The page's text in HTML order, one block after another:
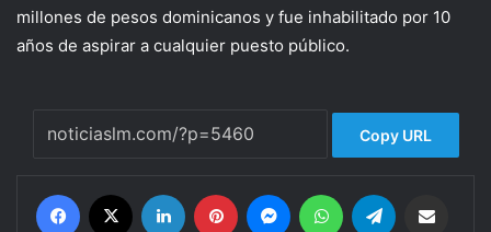
millones de pesos dominicanos y fue inhabilitado por 10
años de aspirar a cualquier puesto público.
Copy URL
Facebook LinkedIn Pinterest MessengerWhatsApp